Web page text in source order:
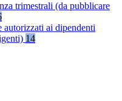
trimestrali (da pubblicare
ai dipendenti
14